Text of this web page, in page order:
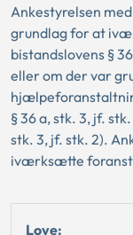
Ankestyrelsen
grundlag for at
bistandslovens §
eller om der var
§ 36 a, stk. 3, jf.
stk. 3, jf. stk. 2).
iværksætte
Love: